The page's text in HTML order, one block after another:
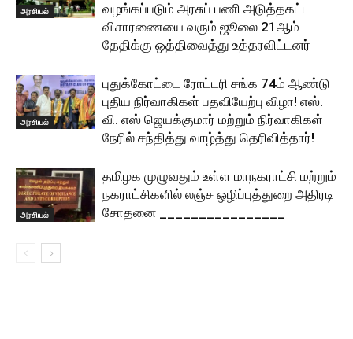
அரசியல்
வழங்கப்படும் அரசுப் பணி அடுத்தகட்ட
விசாரணையை வரும் ஜூலை 21ஆம்
தேதிக்கு ஒத்திவைத்து உத்தரவிட்டனர்
அரசியல்
புதுக்கோட்டை ரோட்டரி சங்க 74ம் ஆண்டு
புதிய நிர்வாகிகள் பதவியேற்பு விழா! எஸ்.
வி. எஸ் ஜெயக்குமார் மற்றும் நிர்வாகிகள்
நேரில் சந்தித்து வாழ்த்து தெரிவித்தார்!
அரசியல்
தமிழக முழுவதும் உள்ள மாநகராட்சி மற்றும்
நகராட்சிகளில் லஞ்ச ஒழிப்புத்துறை அதிரடி
சோதனை ________________